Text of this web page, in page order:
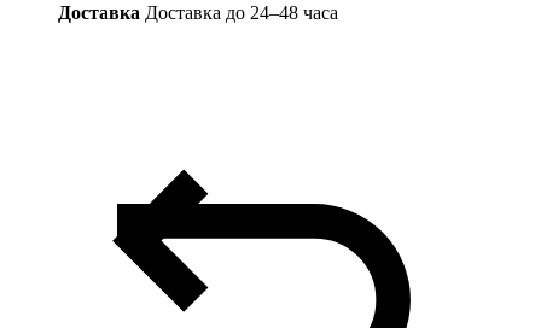
Доставка Доставка до 24–48 часа